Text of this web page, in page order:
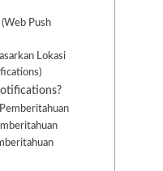
Push
Lokasi